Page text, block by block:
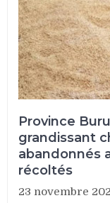
Province
grandissant
abandonnés
récoltés
23 novembre